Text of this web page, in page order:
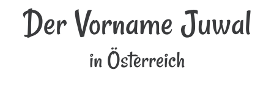
Der Vorname Juwal
in Österreich